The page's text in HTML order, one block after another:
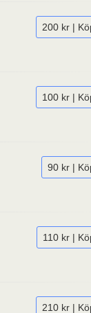
200 kr |
100 kr |
90 kr |
110 kr |
210 kr |